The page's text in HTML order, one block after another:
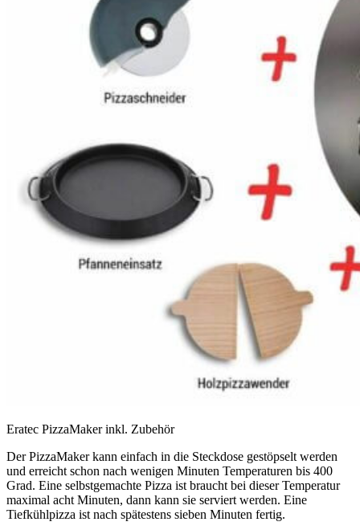
Eratec PizzaMaker inkl. Zubehör
Der PizzaMaker kann einfach in die Steckdose gestöpselt werden
und erreicht schon nach wenigen Minuten Temperaturen bis 400
Grad. Eine selbstgemachte Pizza ist braucht bei dieser Temperatur
maximal acht Minuten, dann kann sie serviert werden. Eine
Tiefkühlpizza ist nach spätestens sieben Minuten fertig.